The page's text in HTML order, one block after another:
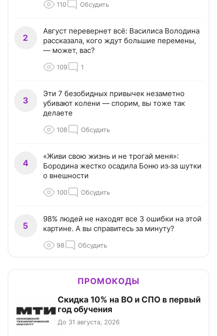
110 Обсудить
2
Август перевернет всё: Василиса Володина
рассказала, кого ждут большие перемены,
— может, вас?
109 1
3
Эти 7 безобидных привычек незаметно
убивают колени — спорим, вы тоже так
делаете
108 Обсудить
4
«Живи свою жизнь и не трогай меня»:
Бородина жестко осадила Боню из‑за шутки
о внешности
100 Обсудить
5
98% людей не находят все 3 ошибки на этой
картине. А вы справитесь за минуту?
98 Обсудить
ПРОМОКОДЫ
Скидка 10% на ВО и СПО в первый
год обучения
До 31 августа, 2026